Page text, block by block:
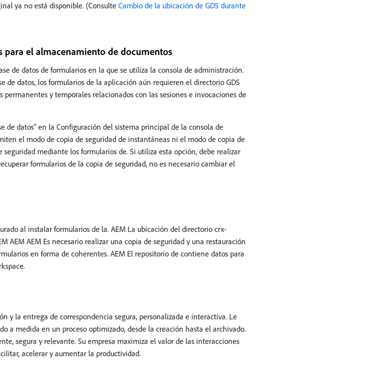
ya no está disponible. (Consulte Cambio de la ubicación de GDS durante
para el almacenamiento de documentos
de datos de formularios en la que se utiliza la consola de administración.
de datos, los formularios de la aplicación aún requieren el directorio GDS
y temporales relacionados con las sesiones e invocaciones de
datos” en la Configuración del sistema principal de la consola de
el modo de copia de seguridad de instantáneas ni el modo de copia de
mediante los formularios de. Si utiliza esta opción, debe realizar
formularios de la copia de seguridad, no es necesario cambiar el
al instalar formularios de la. AEM La ubicación del directorio crx-
AEM AEM Es necesario realizar una copia de seguridad y una restauración
en forma de coherentes. AEM El repositorio de contiene datos para
y la entrega de correspondencia segura, personalizada e interactiva. Le
a medida en un proceso optimizado, desde la creación hasta el archivado.
segura y relevante. Su empresa maximiza el valor de las interacciones
acelerar y aumentar la productividad.